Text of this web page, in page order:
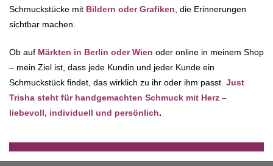
Schmuckstücke mit Bildern oder Grafiken, die Erinnerungen
sichtbar machen.
Ob auf Märkten in Berlin oder Wien oder online in meinem Shop
– mein Ziel ist, dass jede Kundin und jeder Kunde ein
Schmuckstück findet, das wirklich zu ihr oder ihm passt. Just
Trisha steht für handgemachten Schmuck mit Herz –
liebevoll, individuell und persönlich.